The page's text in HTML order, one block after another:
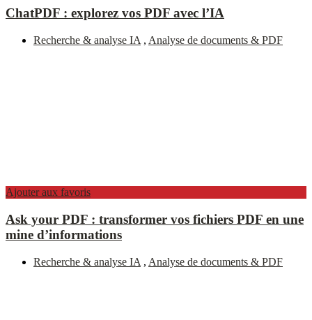
ChatPDF : explorez vos PDF avec l’IA
Recherche & analyse IA , Analyse de documents & PDF
Ajouter aux favoris
Ask your PDF : transformer vos fichiers PDF en une
mine d’informations
Recherche & analyse IA , Analyse de documents & PDF